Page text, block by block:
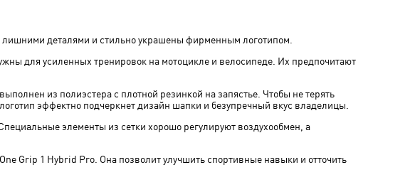
деталями и стильно украшены фирменным логотипом.
для усиленных тренировок на мотоцикле и велосипеде. Их предпочитают
из полиэстера с плотной резинкой на запястье. Чтобы не терять
эффектно подчеркнет дизайн шапки и безупречный вкус владелицы.
элементы из сетки хорошо регулируют воздухообмен, а
Grip 1 Hybrid Pro. Она позволит улучшить спортивные навыки и отточить
с мячом.